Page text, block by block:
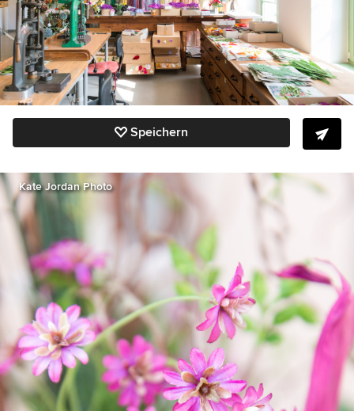
Speichern
Kate Jordan Photo